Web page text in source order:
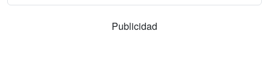
Publicidad